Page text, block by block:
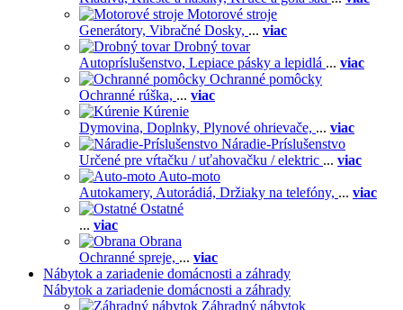
Motorové stroje
Generátory, Vibračné Dosky, ... viac
Drobný tovar
Autopríslušenstvo, Lepiace pásky a lepidlá ... viac
Ochranné pomôcky
Ochranné rúška, ... viac
Kúrenie
Dymovina, Doplnky, Plynové ohrievače, ... viac
Náradie-Príslušenstvo
Určené pre vŕtačku / uťahovačku / elektric ... viac
Auto-moto
Autokamery, Autorádiá, Držiaky na telefóny, ... viac
Ostatné
... viac
Obrana
Ochranné spreje, ... viac
Nábytok a zariadenie domácnosti a záhrady
Nábytok a zariadenie domácnosti a záhrady
Záhradný nábytok